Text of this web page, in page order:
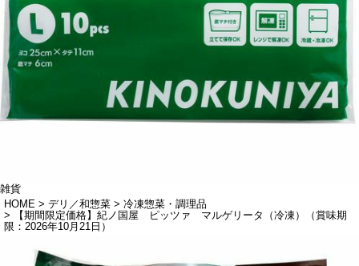
雑貨
HOME
デリ／和惣菜
冷凍惣菜・調理品
【期間限定価格】紀ノ国屋 ピッツァ マルゲリータ（冷凍）（賞味期
限：2026年10月21日）